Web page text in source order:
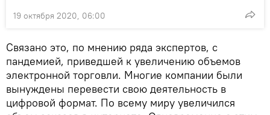
19 октября 2020, 06:00
Связано это, по мнению ряда экспертов, с
пандемией, приведшей к увеличению объемов
электронной торговли. Многие компании были
вынуждены перевести свою деятельность в
цифровой формат. По всему миру увеличился